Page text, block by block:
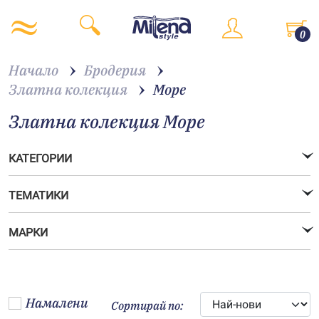
0
Начало
Бродерия
Златна колекция
Море
Златна колекция Море
КАТЕГОРИИ
ТЕМАТИКИ
МАРКИ
Намалени Сортирай по: